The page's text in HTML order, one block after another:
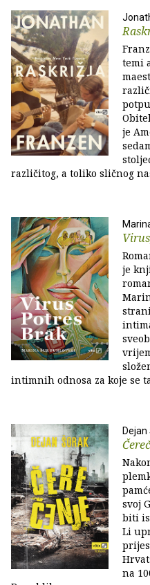
temi
je
različitog, a toliko sličnog
je
intimnih odnosa za koje se
Dejan
svoj
biti
Li
na